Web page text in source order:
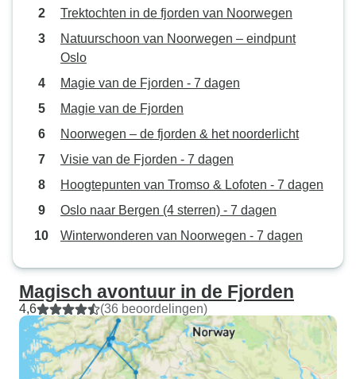
Trektochten in de fjorden van Noorwegen
Natuurschoon van Noorwegen – eindpunt
Oslo
Magie van de Fjorden - 7 dagen
Magie van de Fjorden
Noorwegen – de fjorden & het noorderlicht
Visie van de Fjorden - 7 dagen
Hoogtepunten van Tromso & Lofoten - 7 dagen
Oslo naar Bergen (4 sterren) - 7 dagen
Winterwonderen van Noorwegen - 7 dagen
Magisch avontuur in de Fjorden
4,6 (36 beoordelingen)